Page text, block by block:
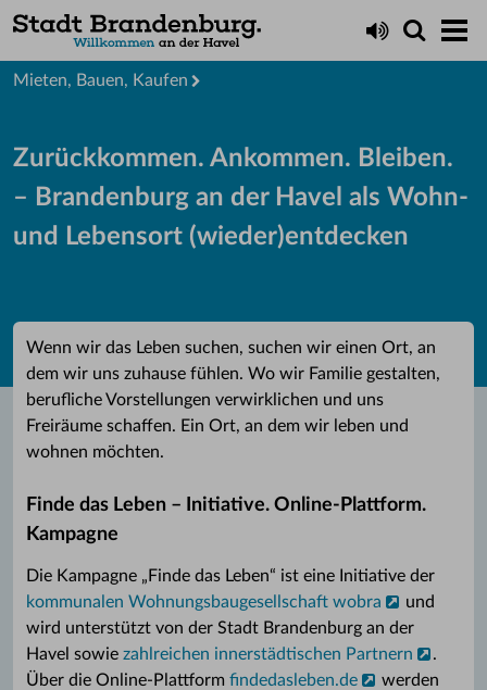
Mieten, Bauen, Kaufen
Zurückkommen. Ankommen. Bleiben.
– Brandenburg an der Havel als Wohn-
und Lebensort (wieder)entdecken
Wenn wir das Leben suchen, suchen wir einen Ort, an
dem wir uns zuhause fühlen. Wo wir Familie gestalten,
berufliche Vorstellungen verwirklichen und uns
Freiräume schaffen. Ein Ort, an dem wir leben und
wohnen möchten.
Finde das Leben – Initiative. Online-Plattform.
Kampagne
Die Kampagne „Finde das Leben“ ist eine Initiative der
kommunalen Wohnungsbaugesellschaft wobra
und
wird unterstützt von der Stadt Brandenburg an der
Havel sowie zahlreichen innerstädtischen Partnern
.
Über die Online-Plattform findedasleben.de
werden